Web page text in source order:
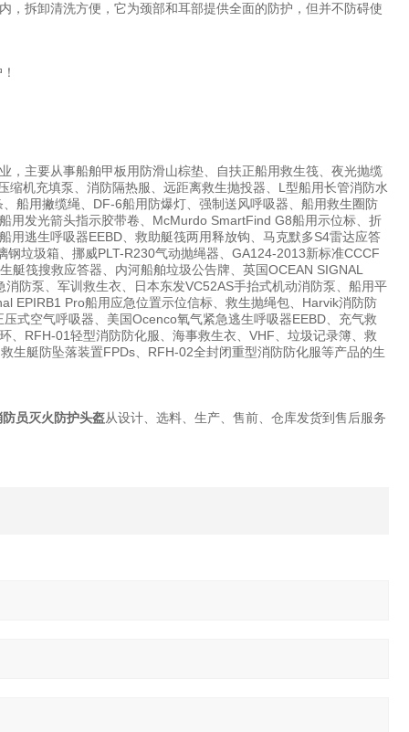
，拆卸清洗方便，它为颈部和耳部提供全面的防护，但并不防碍使
，主要从事船舶甲板用防滑山棕垫、自扶正船用救生筏、夜光抛缆
机充填泵、消防隔热服、远距离救生抛投器、L型船用长管消防水
船用撇缆绳、DF-6船用防爆灯、强制送风呼吸器、船用救生圈防
用发光箭头指示胶带卷、McMurdo SmartFind G8船用示位标、折
逃生呼吸器EEBD、救助艇筏两用释放钩、马克默多S4雷达应答
垃圾箱、挪威PLT-R230气动抛绳器、GA124-2013新标准CCCF
筏搜救应答器、内河船舶垃圾公告牌、英国OCEAN SIGNAL
防泵、军训救生衣、日本东发VC52AS手抬式机动消防泵、船用平
EPIRB1 Pro船用应急位置示位信标、救生抛绳包、Harvik消防防
式空气呼吸器、美国Ocenco氧气紧急逃生呼吸器EEBD、充气救
、RFH-01轻型消防防化服、海事救生衣、VHF、垃圾记录簿、救
生艇防坠落装置FPDs、RFH-02全封闭重型消防防化服等产品的生
员灭火防护头盔从设计、选料、生产、售前、仓库发货到售后服务